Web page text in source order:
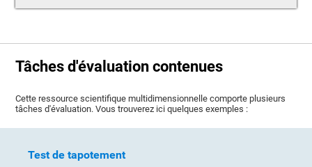
Tâches d'évaluation contenues
Cette ressource scientifique multidimensionnelle comporte plusieurs
tâches d'évaluation. Vous trouverez ici quelques exemples :
Test de tapotement